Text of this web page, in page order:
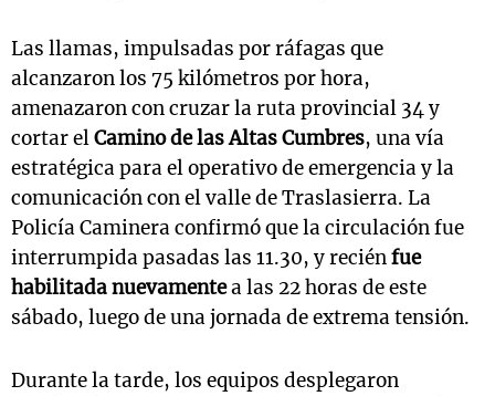
Las llamas, impulsadas por ráfagas que
alcanzaron los 75 kilómetros por hora,
amenazaron con cruzar la ruta provincial 34 y
cortar elCamino de las Altas Cumbres, una vía
estratégica para el operativo de emergencia y la
comunicación con el valle de Traslasierra. La
Policía Caminera confirmó que la circulación fue
interrumpida pasadas las 11.30, y reciénfue
habilitada nuevamentea las 22 horas de este
sábado, luego de una jornada de extrema tensión.
Durante la tarde, los equipos desplegaron